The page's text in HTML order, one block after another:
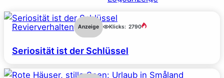
Revierverhalten Anzeige Klicks: 2790
Seriosität ist der Schlüssel